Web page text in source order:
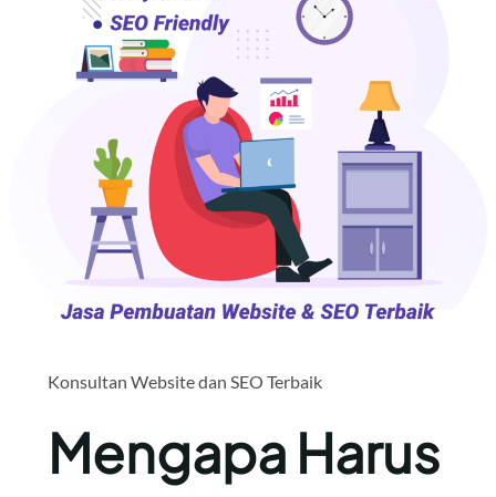
Konsultan Website dan SEO Terbaik
Mengapa Harus